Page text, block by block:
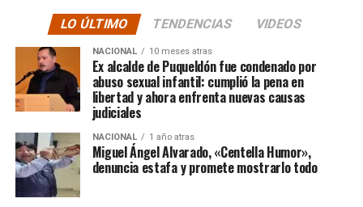
sino que se superó con creces. De hecho, el último
cómputo dado a conocer reveló la suma total de
$3.689.545.200.
Según Camila Gómez, el excedente de casi $200
millones sería destinadopara los costos médicos
asociados al suministro del Elevidys «porque los 3.500
millonessolo incluye el frasco del fármaco y no los
otros gastos relacionados con los tres meses del
tratamiento
«, indicó a Meganonoticias.cl
LO ÚLTIMO TENDENCIAS VIDEOS
NACIONAL 10 meses atras
Ex alcalde de Puqueldón fue condenado por
abuso sexual infantil: cumplió la pena en
libertad y ahora enfrenta nuevas causas
judiciales
NACIONAL 1 año atras
Miguel Ángel Alvarado, «Centella Humor»,
denuncia estafa y promete mostrarlo todo